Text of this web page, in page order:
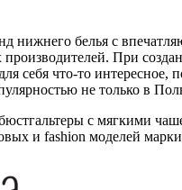
нижнего белья с
При
себя что-то интересное,
не только в
с мягкими
и fashion моделей